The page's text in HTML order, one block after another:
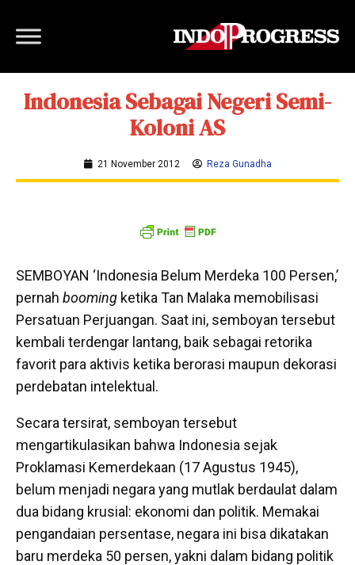
Indonesia Sebagai Negeri Semi-
Koloni AS
21 November 2012 Reza Gunadha
SEMBOYAN ‘Indonesia Belum Merdeka 100 Persen,’
pernah booming ketika Tan Malaka memobilisasi
Persatuan Perjuangan. Saat ini, semboyan tersebut
kembali terdengar lantang, baik sebagai retorika
favorit para aktivis ketika berorasi maupun dekorasi
perdebatan intelektual.
Secara tersirat, semboyan tersebut
mengartikulasikan bahwa Indonesia sejak
Proklamasi Kemerdekaan (17 Agustus 1945),
belum menjadi negara yang mutlak berdaulat dalam
dua bidang krusial: ekonomi dan politik. Memakai
pengandaian persentase, negara ini bisa dikatakan
baru merdeka 50 persen, yakni dalam bidang politik